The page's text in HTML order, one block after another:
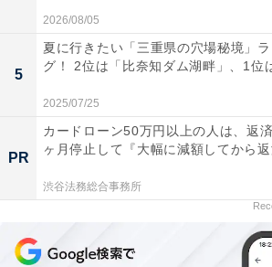
2026/08/05
5
夏に行きたい「三重県の穴場秘境」
グ！ 2位は「比奈知ダム湖畔」、1位
2025/07/25
PR
カードローン50万円以上の人は、返
ヶ月停止して『大幅に減額してから返
渋谷法務総合事務所